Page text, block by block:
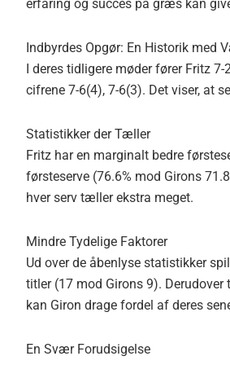
erfaring og succes på græs kan
Indbyrdes Opgør: En Historik med
I deres tidligere møder fører Fritz
cifrene 7-6(4), 7-6(3). Det viser, at
Statistikker der Tæller
Fritz har en marginalt bedre
førsteserve (76.6% mod Girons
hver serv tæller ekstra meget.
Mindre Tydelige Faktorer
Ud over de åbenlyse statistikker
titler (17 mod Girons 9).
kan Giron drage fordel af deres
En Svær Forudsigelse